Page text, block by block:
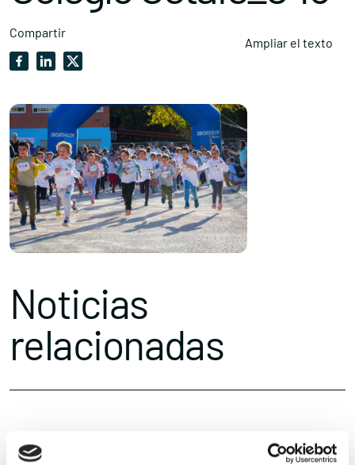
Compartir
Ampliar el texto
Noticias
relacionadas